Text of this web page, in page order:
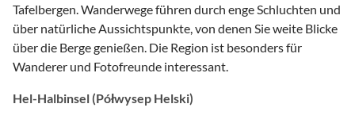
Tafelbergen. Wanderwege führen durch enge Schluchten und
über natürliche Aussichtspunkte, von denen Sie weite Blicke
über die Berge genießen. Die Region ist besonders für
Wanderer und Fotofreunde interessant.
Hel-Halbinsel (Półwysep Helski)